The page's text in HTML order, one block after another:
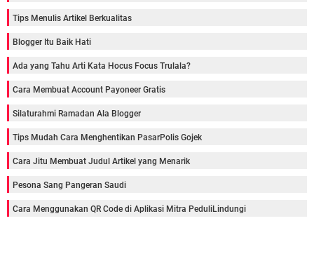
Tips Menulis Artikel Berkualitas
Blogger Itu Baik Hati
Ada yang Tahu Arti Kata Hocus Focus Trulala?
Cara Membuat Account Payoneer Gratis
Silaturahmi Ramadan Ala Blogger
Tips Mudah Cara Menghentikan PasarPolis Gojek
Cara Jitu Membuat Judul Artikel yang Menarik
Pesona Sang Pangeran Saudi
Cara Menggunakan QR Code di Aplikasi Mitra PeduliLindungi